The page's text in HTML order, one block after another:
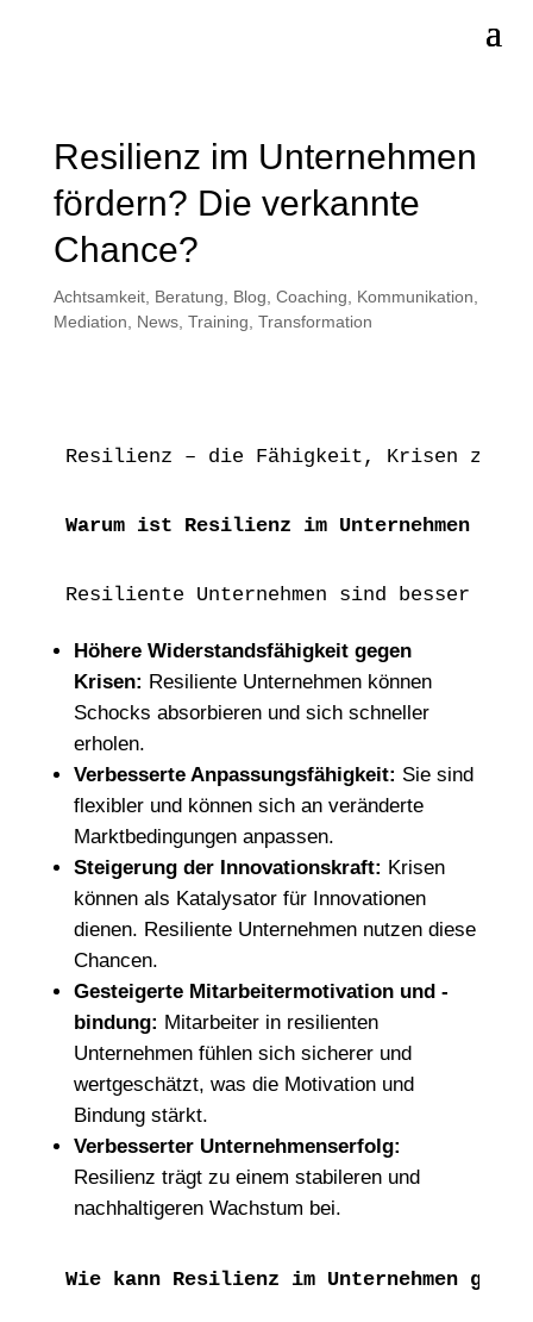
Resilienz im Unternehmen
fördern? Die verkannte
Chance?
Achtsamkeit, Beratung Blog Coaching Kommunikation
Mediation
News, Training Transformation
Resilienz – die Fähigkeit, Krisen zu
Warum ist Resilienz im Unternehmen so
Resiliente Unternehmen sind besser
Höhere Widerstandsfähigkeit gegen
Krisen: Resiliente Unternehmen können
Schocks absorbieren und sich schneller
erholen.
Verbesserte Anpassungsfähigkeit: Sie sind
flexibler und können sich an veränderte
Marktbedingungen anpassen.
Steigerung der Innovationskraft: Krisen
können als Katalysator für Innovationen
dienen. Resiliente Unternehmen nutzen diese
Chancen.
Gesteigerte Mitarbeitermotivation und -
bindung: Mitarbeiter in resilienten
Unternehmen fühlen sich sicherer und
wertgeschätzt, was die Motivation und
Bindung stärkt.
Verbesserter Unternehmenserfolg:
Resilienz trägt zu einem stabileren und
nachhaltigeren Wachstum bei.
Wie kann Resilienz im Unternehmen